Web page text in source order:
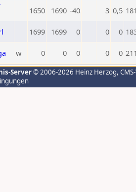
1650 1690 -40 3 0,5
1699 1699 0 0 0
w 0 0 0 0 0
Server© 2006-2026 Heinz Herzog,